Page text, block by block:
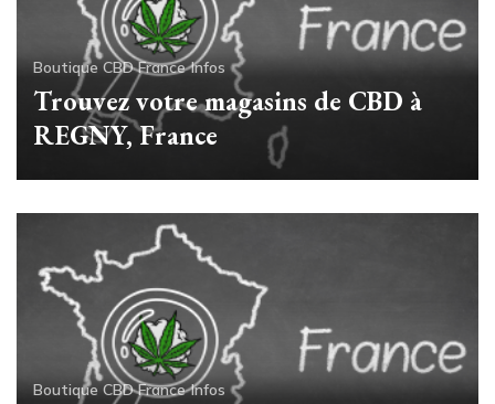
Boutique CBD France Infos
Trouvez votre magasins de CBD à
REGNY, France
Boutique CBD France Infos